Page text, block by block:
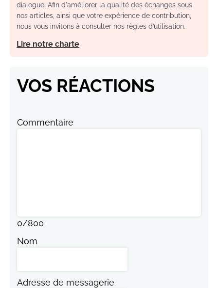
dialogue. Afin d'améliorer la qualité des échanges sous
nos articles, ainsi que votre expérience de contribution,
nous vous invitons à consulter nos règles d’utilisation.
Lire notre charte
VOS RÉACTIONS
Commentaire
0/800
Nom
Adresse de messagerie